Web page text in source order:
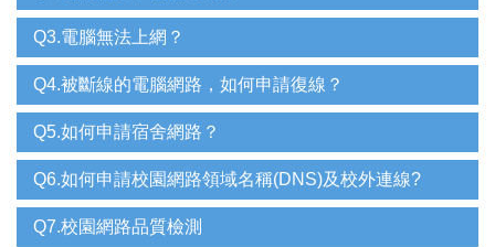
Q3.電腦無法上網？
Q4.被斷線的電腦網路，如何申請復線？
Q5.如何申請宿舍網路？
Q6.如何申請校園網路領域名稱(DNS)及校外連線?
Q7.校園網路品質檢測